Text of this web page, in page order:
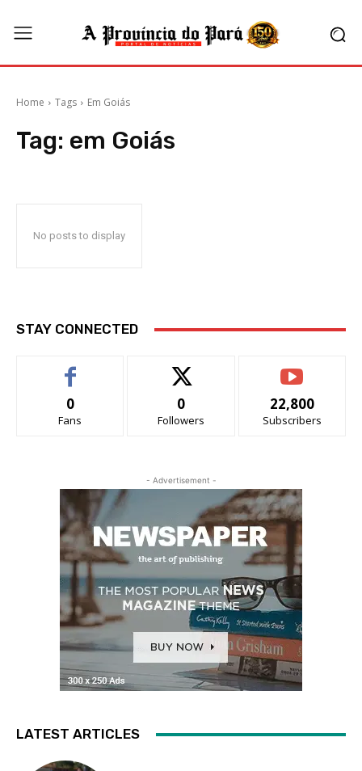
Home Tags Em Goiás
Tag: em Goiás
No posts to display
STAY CONNECTED
0
Fans
0
Followers
22,800
Subscribers
- Advertisement -
LATEST ARTICLES